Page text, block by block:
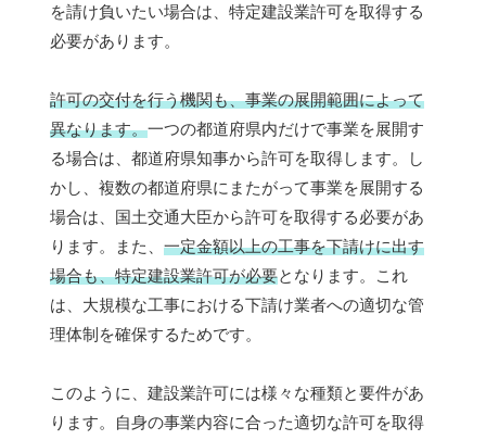
を請け負いたい場合は、特定建設業許可を取得する
必要があります。
許可の交付を行う機関も、事業の展開範囲によって
異なります。一つの都道府県内だけで事業を展開す
る場合は、都道府県知事から許可を取得します。し
かし、複数の都道府県にまたがって事業を展開する
場合は、国土交通大臣から許可を取得する必要があ
ります。また、 一定金額以上の工事を下請けに出す
場合も、特定建設業許可が必要となります。これ
は、大規模な工事における下請け業者への適切な管
理体制を確保するためです。
このように、建設業許可には様々な種類と要件があ
ります。自身の事業内容に合った適切な許可を取得